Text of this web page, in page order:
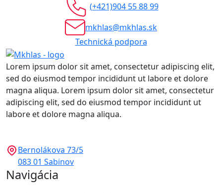
(+421)904 55 88 99
mkhlas@mkhlas.sk
Technická podpora
Lorem ipsum dolor sit amet, consectetur adipiscing elit,
sed do eiusmod tempor incididunt ut labore et dolore
magna aliqua. Lorem ipsum dolor sit amet, consectetur
adipiscing elit, sed do eiusmod tempor incididunt ut
labore et dolore magna aliqua.
Bernolákova 73/5
083 01 Sabinov
Navigácia